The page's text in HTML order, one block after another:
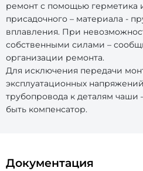
ремонт с помощью герметика
присадочного – материала -
вплавления. При
собственными силами –
организации ремонта.
Для исключения передачи
эксплуатационных
трубопровода к деталям
быть компенсатор.
Документация